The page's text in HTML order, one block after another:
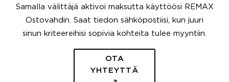
Samalla välittäjä aktivoi maksutta käyttöösi REMAX
Ostovahdin. Saat tiedon sähköpostiisi, kun juuri
sinun kriteereihisi sopivia kohteita tulee myyntiin.
OTA
YHTEYTTÄ